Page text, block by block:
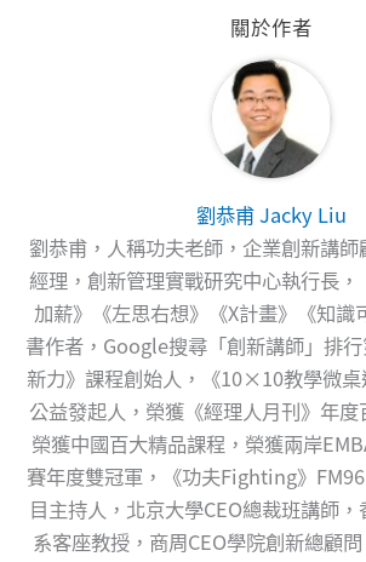
關於作者
劉恭甫 Jacky Liu
劉恭甫，人稱功夫老師，企業創新講
經理，創新管理實戰研究中心執行長
加薪》《左思右想》《X計畫》《知識
書作者，Google搜尋「創新講師」排
新力》課程創始人，《10×10教學微桌
公益發起人，榮獲《經理人月刊》年度
榮獲中國百大精品課程，榮獲兩岸
賽年度雙冠軍，《功夫Fighting》
目主持人，北京大學CEO總裁班講師
系客座教授，商周CEO學院創新總顧